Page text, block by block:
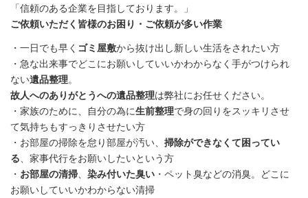
「信頼のある企業を目指しております。」
ご依頼いただく皆様のお困り・ご依頼が多い作業
・一日でも早く ゴミ屋敷から抜け出し新しい生活をされたい方
・急な出来事でどこにお願いしていいかわからなく手がつけられ
ない遺品整理。
故人へのありがとうへの遺品整理は弊社にお任せください。
・家族のために、自分の為に生前整理で身の回りをスッキリさせ
て気持ちもすっきりさせたい方
・お部屋の掃除を怠り部屋が汚い、 掃除ができなくて困ってい
る、家事代行をお願いしたいという方
・ お部屋の清掃、 染み付いた臭い ・ペット臭などの消臭。どこに
お願いしていいかわからない清掃